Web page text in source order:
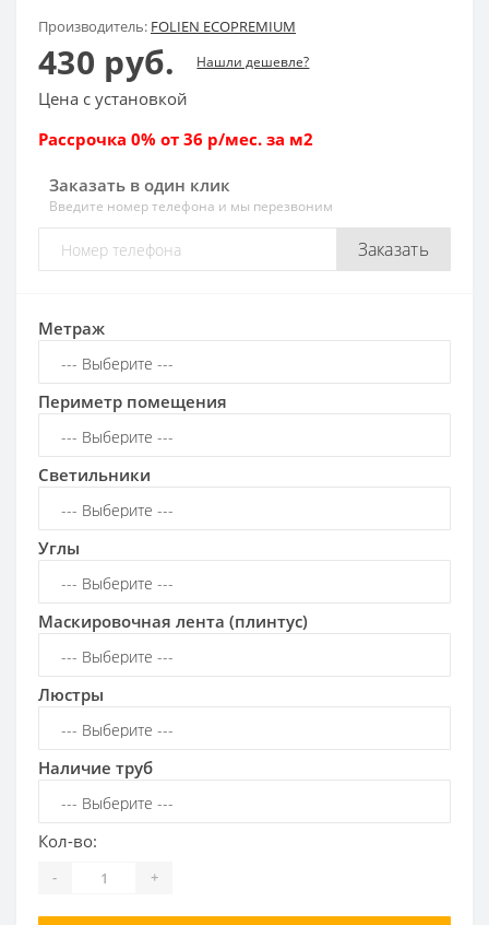
Производитель: FOLIEN ECOPREMIUM
430 руб. Нашли дешевле?
Цена с установкой
Рассрочка 0% от 36 р/мес. за м2
Заказать в один клик
Введите номер телефона и мы перезвоним
Заказать
Метраж
Периметр помещения
Светильники
Углы
Маскировочная лента (плинтус)
Люстры
Наличие труб
Кол-во:
- +